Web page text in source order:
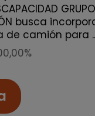
GRUPO
busca
camión para